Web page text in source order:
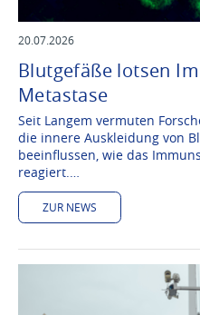
20.07.2026
Blutgefäße lotsen
Metastase
Seit Langem vermuten
die innere Auskleidung von
beeinflussen, wie das
reagiert.…
ZUR NEWS